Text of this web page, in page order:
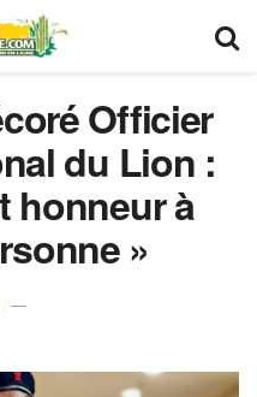
Officier
du Lion :
honneur à
»